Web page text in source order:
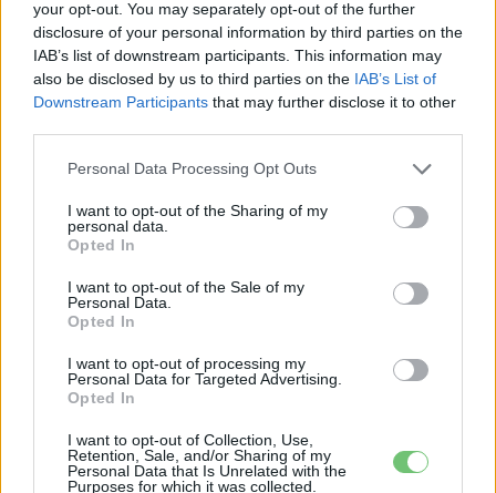
your opt-out. You may separately opt-out of the further
disclosure of your personal information by third parties on the
IAB’s list of downstream participants. This information may
also be disclosed by us to third parties on the IAB’s List of
Downstream Participants that may further disclose it to other
Personal Data Processing Opt Outs
I want to opt-out of the Sharing of my
personal data.
Opted In
I want to opt-out of the Sale of my
Personal Data.
Opted In
I want to opt-out of processing my
Personal Data for Targeted Advertising.
Opted In
I want to opt-out of Collection, Use,
Retention, Sale, and/or Sharing of my
Personal Data that Is Unrelated with the
Purposes for which it was collected.
Kövesd az e-cars.hu-t a Facebookon is, további
tartalmakért!
Aston Martin
Elektromobilitás
Elektromos autó értesülés megrendelés